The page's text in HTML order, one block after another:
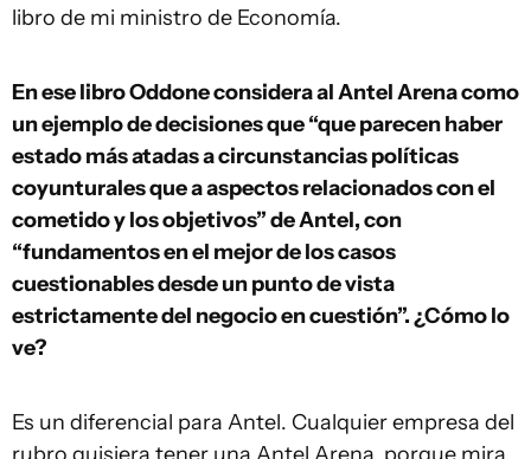
libro de mi ministro de Economía.
En ese libro Oddone considera al Antel Arena como
un ejemplo de decisiones que “que parecen haber
estado más atadas a circunstancias políticas
coyunturales que a aspectos relacionados con el
cometido y los objetivos” de Antel, con
“fundamentos en el mejor de los casos
cuestionables desde un punto de vista
estrictamente del negocio en cuestión”. ¿Cómo lo
ve?
Es un diferencial para Antel. Cualquier empresa del